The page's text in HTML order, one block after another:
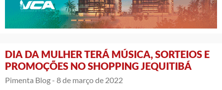
DIA DA MULHER TERÁ MÚSICA, SORTEIOS E
PROMOÇÕES NO SHOPPING JEQUITIBÁ
Pimenta Blog - 8 de março de 2022